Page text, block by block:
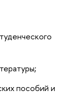
пособий и